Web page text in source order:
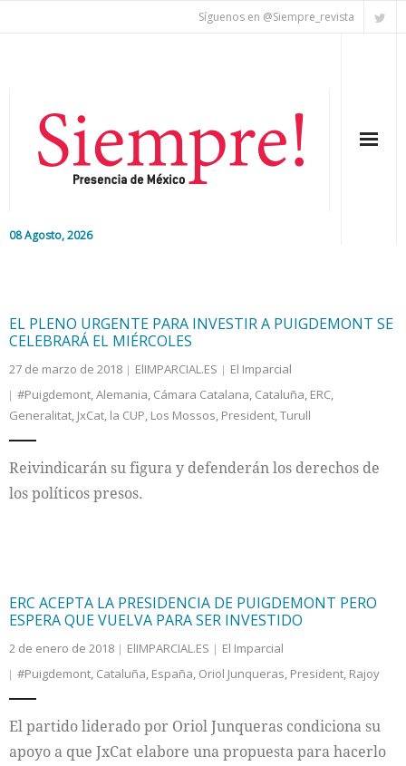
Síguenos en @Siempre_revista
08 Agosto, 2026
Colaboradores
Cultura
EL PLENO URGENTE PARA INVESTIR A PUIGDEMONT SE
CELEBRARÁ EL MIÉRCOLES
27 de marzo de 2018 ElIMPARCIAL.ES
El Imparcial
#Puigdemont,Alemania, Cámara Catalana, Cataluña, ERC,
Generalitat, JxCat, la CUP, Los Mossos, President,Turull
Reivindicarán su figura y defenderán los derechos de
los políticos presos.
ERC ACEPTA LA PRESIDENCIA DE PUIGDEMONT PERO
ESPERA QUE VUELVA PARA SER INVESTIDO
2 de enero de 2018 ElIMPARCIAL.ES
El Imparcial
#Puigdemont, Cataluña, España, Oriol Junqueras, President, Rajoy
El partido liderado por Oriol Junqueras condiciona su
apoyo a que JxCat elabore una propuesta para hacerlo